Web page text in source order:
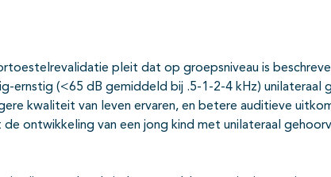
pleit dat op groepsniveau is
ernstig (<65 dB gemiddeld bij .5-1-2-4 kHz) unilateraal
kwaliteit van leven ervaren, en betere auditieve
ontwikkeling van een jong kind met unilateraal